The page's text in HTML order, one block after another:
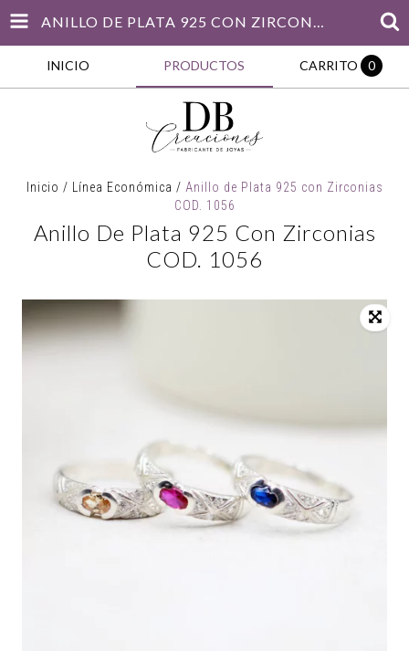
ANILLO DE PLATA 925 CON ZIRCONIAS COD. 1056
INICIO PRODUCTOS CARRITO 0
Inicio / Línea Económica / Anillo de Plata 925 con Zirconias
COD. 1056
Anillo De Plata 925 Con Zirconias
COD. 1056